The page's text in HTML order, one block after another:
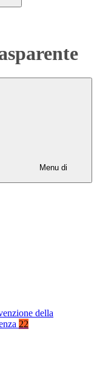
Menu di
della
22